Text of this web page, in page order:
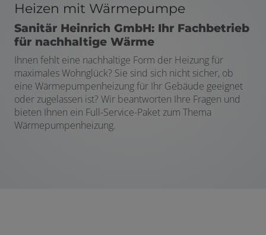
Heizen mit Wärmepumpe
Sanitär Heinrich GmbH: Ihr Fachbetrieb
für nachhaltige Wärme
Ihnen fehlt eine nachhaltige Form der Heizung für
maximales Wohnglück? Sie sind sich nicht sicher, ob
eine Wärmepumpenheizung für Ihr Gebäude geeignet
oder zugelassen ist? Wir beantworten Ihre Fragen und
bieten Ihnen ein Full-Service-Paket zum Thema
Wärmepumpenheizung.